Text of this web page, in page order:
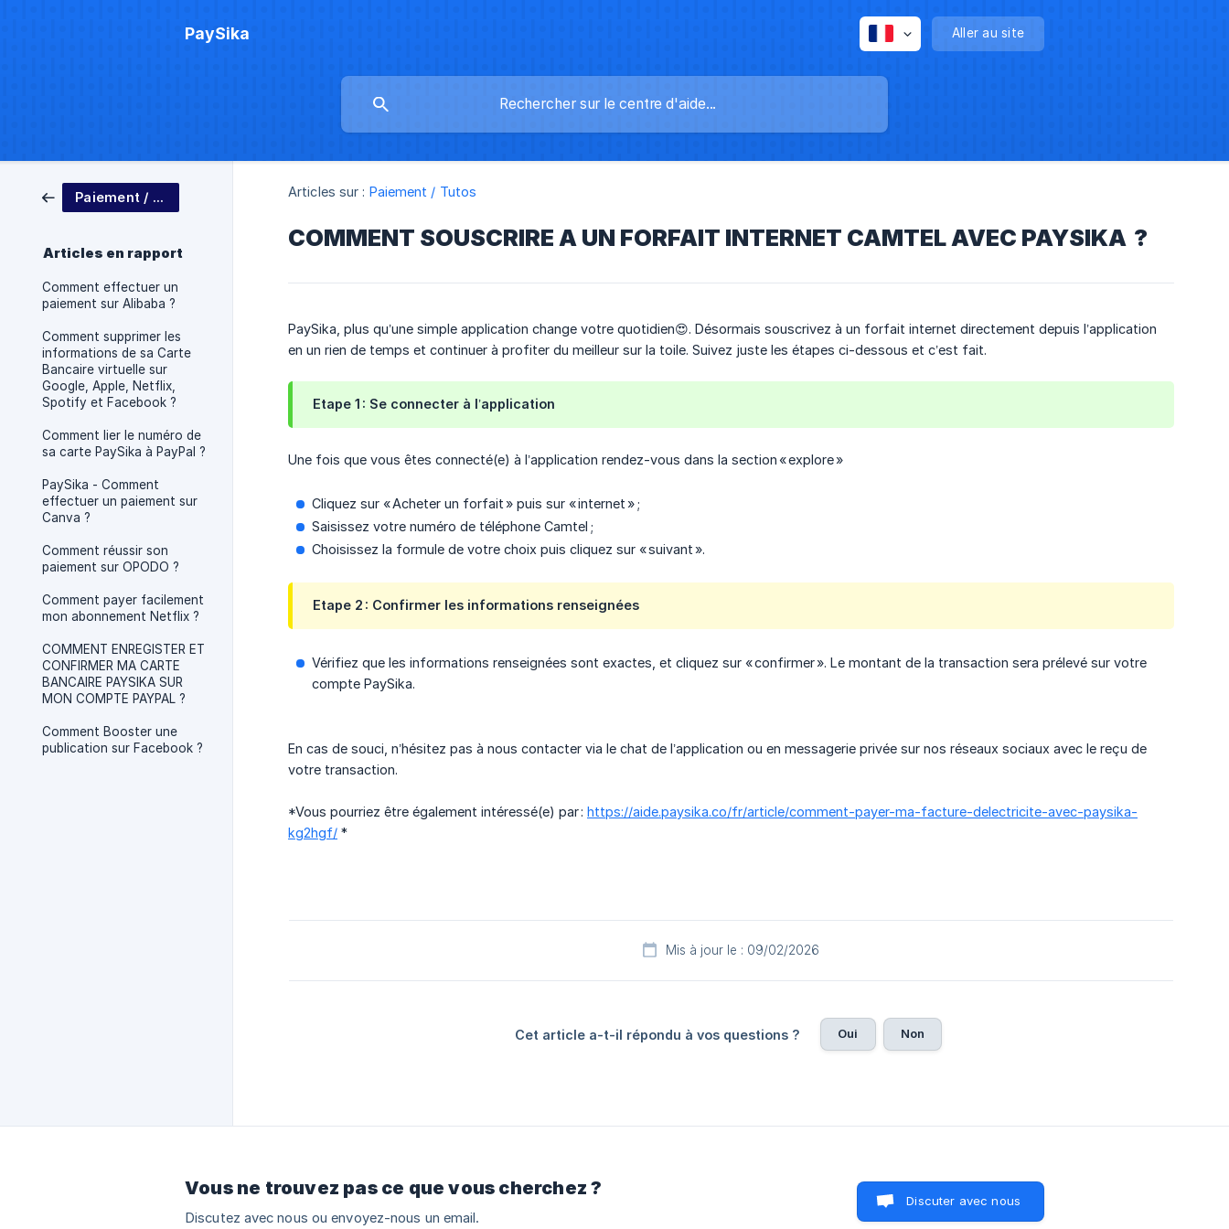
PaySika Aller au site
Paiement / Tutos
Articles en rapport
Comment effectuer un
paiement sur Alibaba ?
Comment supprimer les
informations de sa Carte
Bancaire virtuelle sur
Google, Apple, Netflix,
Spotify et Facebook ?
Comment lier le numéro de
sa carte PaySika à PayPal ?
PaySika - Comment
effectuer un paiement sur
Canva ?
Comment réussir son
paiement sur OPODO ?
Comment payer facilement
mon abonnement Netflix ?
COMMENT ENREGISTER ET
CONFIRMER MA CARTE
BANCAIRE PAYSIKA SUR
MON COMPTE PAYPAL ?
Comment Booster une
publication sur Facebook ?
Articles sur : Paiement / Tutos
COMMENT SOUSCRIRE A UN FORFAIT INTERNET CAMTEL AVEC PAYSIKA ?
PaySika, plus qu’une simple application change votre quotidien😍. Désormais souscrivez à un forfait internet directement depuis l’application
en un rien de temps et continuer à profiter du meilleur sur la toile. Suivez juste les étapes ci-dessous et c’est fait.
Etape 1 : Se connecter à l’application
Une fois que vous êtes connecté(e) à l’application rendez-vous dans la section « explore »
Cliquez sur « Acheter un forfait » puis sur « internet » ;
Saisissez votre numéro de téléphone Camtel ;
Choisissez la formule de votre choix puis cliquez sur « suivant ».
Etape 2 : Confirmer les informations renseignées
Vérifiez que les informations renseignées sont exactes, et cliquez sur « confirmer ». Le montant de la transaction sera prélevé sur votre
compte PaySika.
En cas de souci, n’hésitez pas à nous contacter via le chat de l’application ou en messagerie privée sur nos réseaux sociaux avec le reçu de
votre transaction.
*Vous pourriez être également intéressé(e) par : https://aide.paysika.co/fr/article/comment-payer-ma-facture-delectricite-avec-paysika-
kg2hgf/ *
Mis à jour le : 09/02/2026
Cet article a-t-il répondu à vos questions ? Oui Non
Vous ne trouvez pas ce que vous cherchez ?
Discutez avec nous ou envoyez-nous un email.
Discuter avec nous